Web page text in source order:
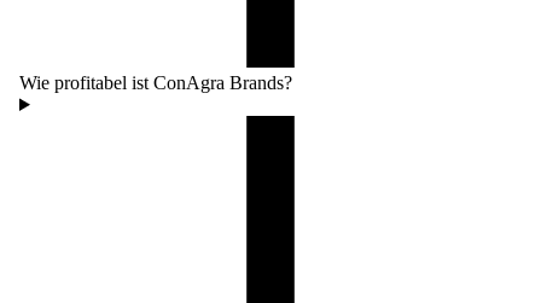
Wie profitabel ist ConAgra Brands?